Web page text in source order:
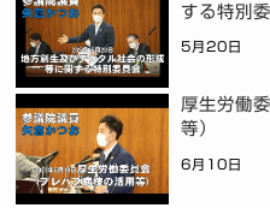
する特別
5月20日
厚生労働
等）
6月10日